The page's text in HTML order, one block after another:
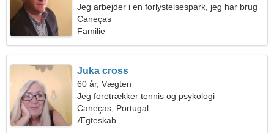
Jeg arbejder i en forlystelsespark, jeg har brug
for en følsom kvinde
Caneças
Familie
Juka cross
60 år, Vægten
Jeg foretrækker tennis og psykologi
Caneças, Portugal
Ægteskab